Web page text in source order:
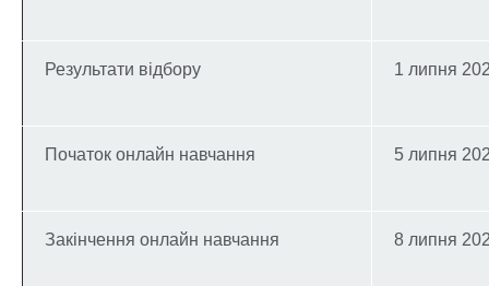
Результати відбору 1 липня
Початок онлайн навчання 5 липня
Закінчення онлайн навчання 8 липня